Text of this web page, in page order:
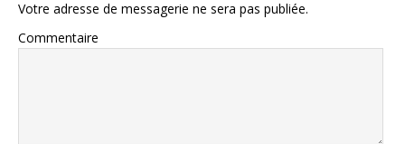
Votre adresse de messagerie ne sera pas publiée.
Commentaire